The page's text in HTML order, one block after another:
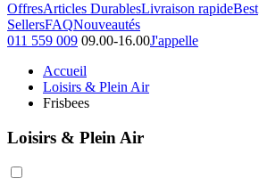
OffresArticles DurablesLivraison rapideBest
SellersFAQNouveautés
011 559 009 09.00-16.00J'appelle
Accueil
Loisirs & Plein Air
Frisbees
Loisirs & Plein Air